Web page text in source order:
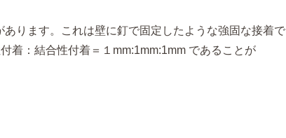
ります。これは壁に釘で固定したような強固な接着で
着：結合性付着＝１mm:1mm:1mm であることが